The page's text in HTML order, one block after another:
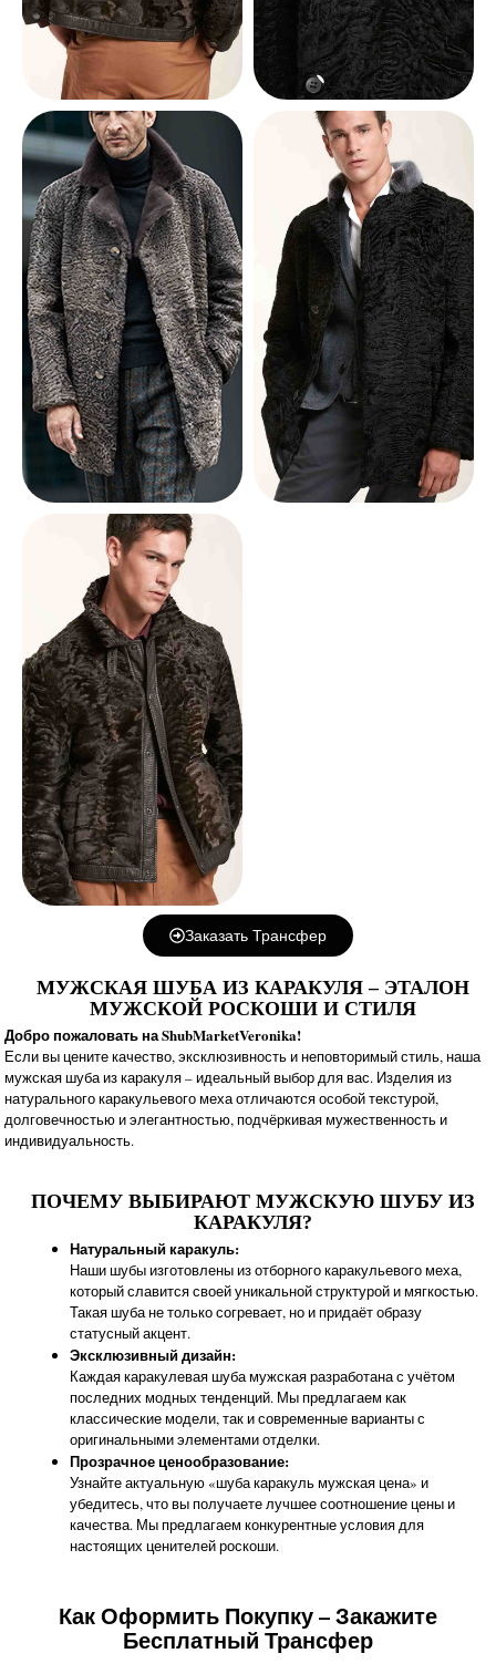
Заказать Трансфер
МУЖСКАЯ ШУБА ИЗ КАРАКУЛЯ – ЭТАЛОН
МУЖСКОЙ РОСКОШИ И СТИЛЯ
Добро пожаловать на ShubMarketVeronika!
Если вы цените качество, эксклюзивность и неповторимый стиль, наша
мужская шуба из каракуля – идеальный выбор для вас. Изделия из
натурального каракульевого меха отличаются особой текстурой,
долговечностью и элегантностью, подчёркивая мужественность и
индивидуальность.
ПОЧЕМУ ВЫБИРАЮТ МУЖСКУЮ ШУБУ ИЗ
КАРАКУЛЯ?
Натуральный каракуль:
Наши шубы изготовлены из отборного каракульевого меха,
который славится своей уникальной структурой и мягкостью.
Такая шуба не только согревает, но и придаёт образу
статусный акцент.
Эксклюзивный дизайн:
Каждая каракулевая шуба мужская разработана с учётом
последних модных тенденций. Мы предлагаем как
классические модели, так и современные варианты с
оригинальными элементами отделки.
Прозрачное ценообразование:
Узнайте актуальную «шуба каракуль мужская цена» и
убедитесь, что вы получаете лучшее соотношение цены и
качества. Мы предлагаем конкурентные условия для
настоящих ценителей роскоши.
Как Оформить Покупку – Закажите
Бесплатный Трансфер